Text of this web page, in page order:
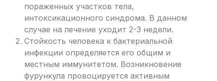
пораженных участков тела,
интоксикационного синдрома. В данном
случае на лечение уходит 2-3 недели.
Стойкость человека к бактериальной
инфекции определяется его общим и
местным иммунитетом. Возникновение
фурункула провоцируется активным